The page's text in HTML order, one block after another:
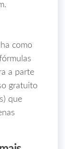
como
a parte
gratuito
que